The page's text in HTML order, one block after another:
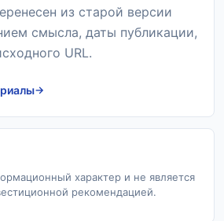
из старой версии
смысла, даты публикации,
URL.
характер и не является
рекомендацией.